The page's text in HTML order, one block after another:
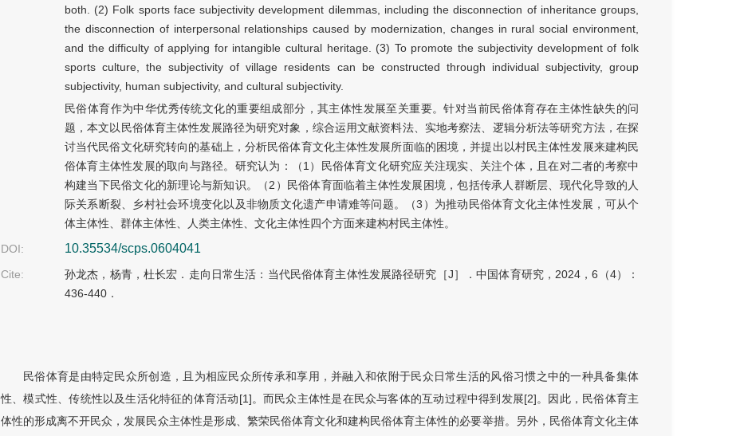
both. (2) Folk sports face subjectivity development dilemmas, including the disconnection of inheritance groups,
the disconnection of interpersonal relationships caused by modernization, changes in rural social environment,
and the difficulty of applying for intangible cultural heritage. (3) To promote the subjectivity development of folk
sports culture, the subjectivity of village residents can be constructed through individual subjectivity, group
subjectivity, human subjectivity, and cultural subjectivity.
民俗体育作为中华优秀传统文化的重要组成部分，其主体性发展至关重要。针对当前民俗体育存在主体性缺失的问
题，本文以民俗体育主体性发展路径为研究对象，综合运用文献资料法、实地考察法、逻辑分析法等研究方法，在探
讨当代民俗文化研究转向的基础上，分析民俗体育文化主体性发展所面临的困境，并提出以村民主体性发展来建构民
俗体育主体性发展的取向与路径。研究认为：（1）民俗体育文化研究应关注现实、关注个体，且在对二者的考察中
构建当下民俗文化的新理论与新知识。（2）民俗体育面临着主体性发展困境，包括传承人群断层、现代化导致的人
际关系断裂、乡村社会环境变化以及非物质文化遗产申请难等问题。（3）为推动民俗体育文化主体性发展，可从个
体主体性、群体主体性、人类主体性、文化主体性四个方面来建构村民主体性。
DOI:
10.35534/scps.0604041
Cite:
孙龙杰，杨青，杜长宏．走向日常生活：当代民俗体育主体性发展路径研究［J］．中国体育研究，2024，6（4）：
436-440．
民俗体育是由特定民众所创造，且为相应民众所传承和享用，并融入和依附于民众日常生活的风俗习惯之中的一种具备集体
性、模式性、传统性以及生活化特征的体育活动[1]。而民众主体性是在民众与客体的互动过程中得到发展[2]。因此，民俗体育主
体性的形成离不开民众，发展民众主体性是形成、繁荣民俗体育文化和建构民俗体育主体性的必要举措。另外，民俗体育文化主体